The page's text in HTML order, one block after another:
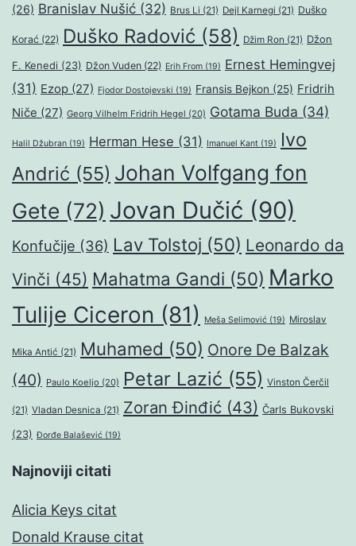
(26) Branislav Nušić (32) Brus Li (21) Dejl Karnegi (21) Duško
Korać (22) Duško Radović (58) Džim Ron (21) Džon
F. Kenedi (23) Džon Vuden (22) Erih From (19) Ernest Hemingvej
(31) Ezop (27) Fjodor Dostojevski (19) Fransis Bejkon (25) Fridrih
Niče (27) Georg Vilhelm Fridrih Hegel (20) Gotama Buda (34)
Halil Džubran (19) Herman Hese (31) Imanuel Kant (19)
Ivo
Andrić (55) Johan Volfgang fon
Gete (72) Jovan Dučić (90)
Konfučije (36) Lav Tolstoj (50) Leonardo da
Vinči (45) Mahatma Gandi (50) Marko
Tulije Ciceron (81) Meša Selimović (19) Miroslav
Mika Antić (21) Muhamed (50) Onore De Balzak
(40) Paulo Koeljo (20) Petar Lazić (55) Vinston Čerčil
(21) Vladan Desnica (21) Zoran Đinđić (43) Čarls Bukovski
(23) Đorđe Balašević (19)
Najnoviji citati
Alicia Keys citat
Donald Krause citat